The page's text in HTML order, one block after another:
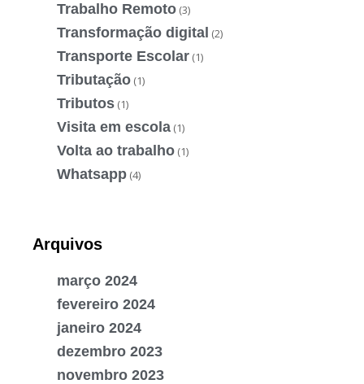
Trabalho Remoto (3)
Transformação digital (2)
Transporte Escolar (1)
Tributação (1)
Tributos (1)
Visita em escola (1)
Volta ao trabalho (1)
Whatsapp (4)
Arquivos
março 2024
fevereiro 2024
janeiro 2024
dezembro 2023
novembro 2023